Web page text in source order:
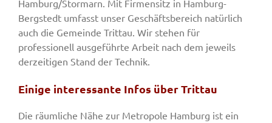
Hamburg/Stormarn. Mit Firmensitz in Hamburg-
Bergstedt umfasst unser Geschäftsbereich natürlich
auch die Gemeinde Trittau. Wir stehen für
professionell ausgeführte Arbeit nach dem jeweils
derzeitigen Stand der Technik.
Einige interessante Infos über Trittau
Die räumliche Nähe zur Metropole Hamburg ist ein